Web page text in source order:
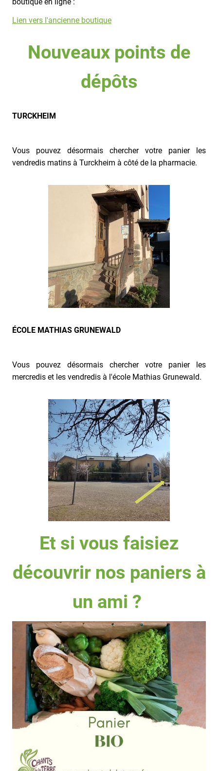
Lien vers l'ancienne boutique
Nouveaux points de
dépôts
TURCKHEIM
Vous pouvez désormais chercher votre panier les
vendredis matins à Turckheim à côté de la pharmacie.
ÉCOLE MATHIAS GRUNEWALD
Vous pouvez désormais chercher votre panier les
mercredis et les vendredis à l'école Mathias Grunewald.
Et si vous faisiez
découvrir nos paniers à
un ami ?